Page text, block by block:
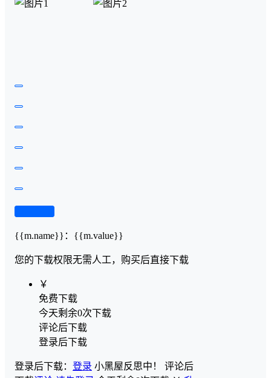
{{m.name}} ： {{m.value}}
您的下载权限无需人工，购买后直接下载
￥
免费下载
今天剩余0次下载
评论后下载
登录后下载
登录后下载： 登录 小黑屋反思中！ 评论后